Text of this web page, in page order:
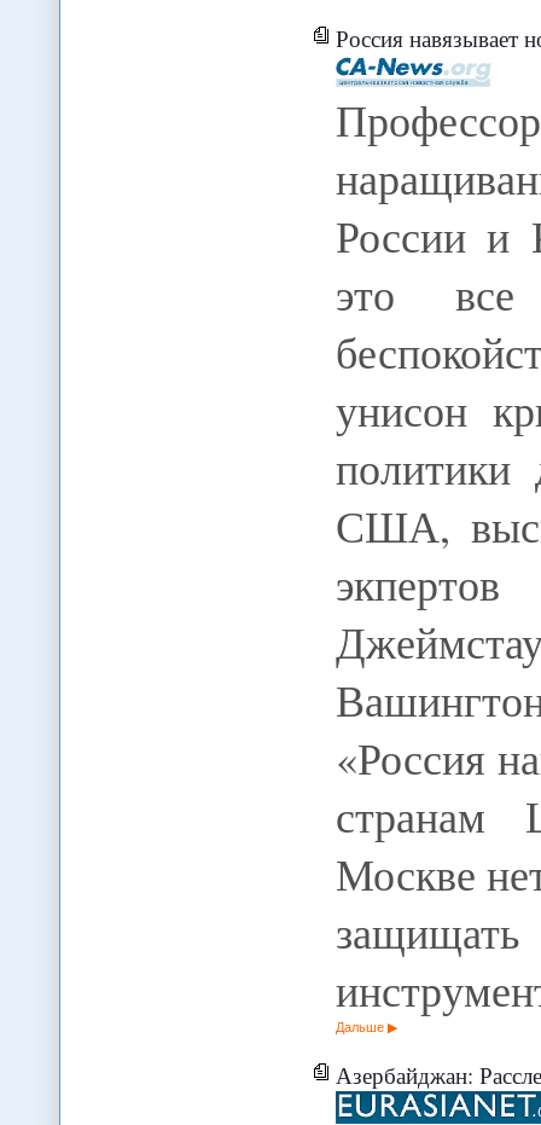
Россия навязывает новые военные
России и
это все
унисон
политики
США,
«Россия
странам
Москве
защищать
Дальше
Азербайджан: Расследование